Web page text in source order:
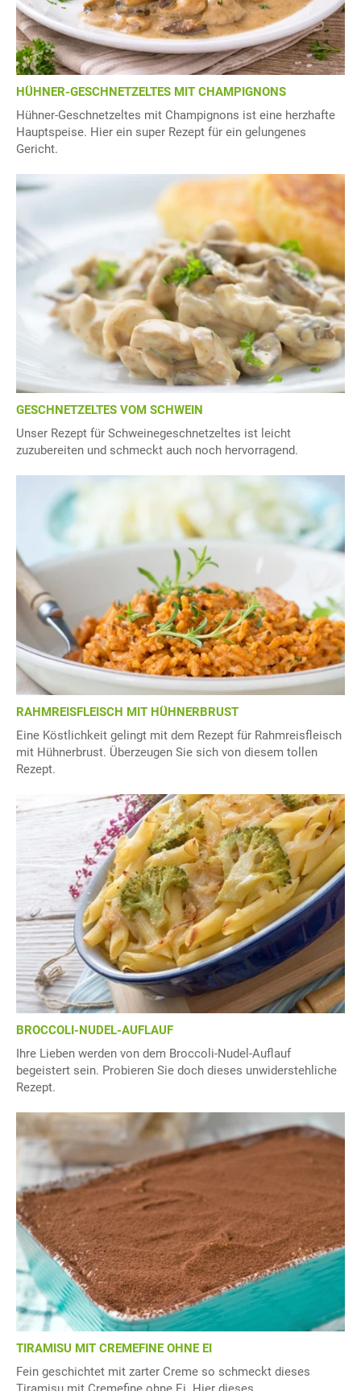
HÜHNER-GESCHNETZELTES MIT CHAMPIGNONS
Hühner-Geschnetzeltes mit Champignons ist eine herzhafte
Hauptspeise. Hier ein super Rezept für ein gelungenes
Gericht.
GESCHNETZELTES VOM SCHWEIN
Unser Rezept für Schweinegeschnetzeltes ist leicht
zuzubereiten und schmeckt auch noch hervorragend.
RAHMREISFLEISCH MIT HÜHNERBRUST
Eine Köstlichkeit gelingt mit dem Rezept für Rahmreisfleisch
mit Hühnerbrust. Überzeugen Sie sich von diesem tollen
Rezept.
BROCCOLI-NUDEL-AUFLAUF
Ihre Lieben werden von dem Broccoli-Nudel-Auflauf
begeistert sein. Probieren Sie doch dieses unwiderstehliche
Rezept.
TIRAMISU MIT CREMEFINE OHNE EI
Fein geschichtet mit zarter Creme so schmeckt dieses